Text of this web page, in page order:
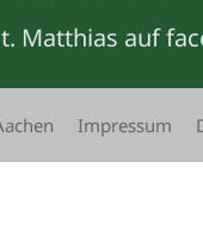
Matthias auf
Impressum